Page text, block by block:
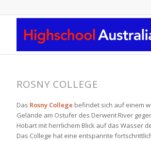
ROSNY COLLEGE
Das Rosny College befindet sich auf einem
Gelände am Ostufer des Derwent River
Hobart mit herrlichem Blick auf das Wasser
Das College hat eine entspannte